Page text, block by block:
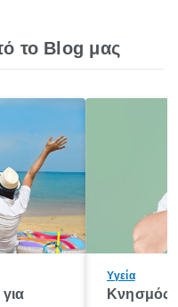
το Blog μας
Υγεία
Κνησμός: